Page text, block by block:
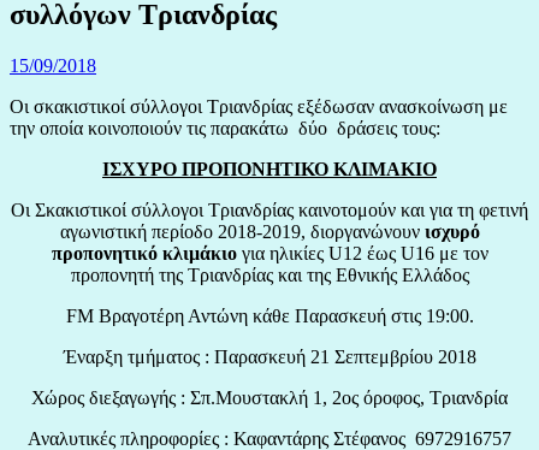
συλλόγων Τριανδρίας
15/09/2018
Οι σκακιστικοί σύλλογοι Τριανδρίας εξέδωσαν ανασκοίνωση με
την οποία κοινοποιούν τις παρακάτω δύο δράσεις τους:
ΙΣΧΥΡΟ ΠΡΟΠΟΝΗΤΙΚΟ ΚΛΙΜΑΚΙΟ
Οι Σκακιστικοί σύλλογοι Τριανδρίας καινοτομούν και για τη φετινή
αγωνιστική περίοδο 2018-2019, διοργανώνουν ισχυρό
προπονητικό κλιμάκιογια ηλικίες U12 έως U16 με τον
προπονητή της Τριανδρίας και της Εθνικής Ελλάδος
FM Βραγοτέρη Αντώνη κάθε Παρασκευή στις 19:00.
Έναρξη τμήματος : Παρασκευή 21 Σεπτεμβρίου 2018
Χώρος διεξαγωγής : Σπ.Μουστακλή 1, 2ος όροφος, Τριανδρία
Αναλυτικές πληροφορίες : Καφαντάρης Στέφανος 6972916757